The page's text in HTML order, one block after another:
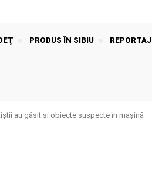
PRODUS ÎN SIBIU REPORTAJ
au găsit și obiecte suspecte în mașină